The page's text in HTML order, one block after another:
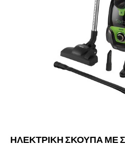
ΗΛΕΚΤΡΙΚΉ ΣΚΟΎΠΑ ΜΕ